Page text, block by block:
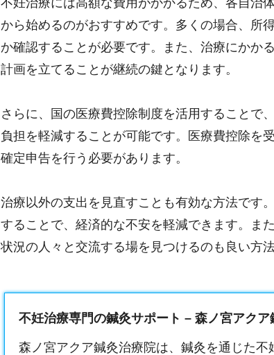
から始めるのがおすすめです。多くの場合、所
か確認することが必要です。また、治療にかか
計画を立てることが継続の鍵となります。
さらに、国の医療費控除制度を活用することで
負担を軽減することが可能です。医療費控除を
確定申告を行う必要があります。
治療以外の支出を見直すことも有効な方法です
することで、経済的な不安を軽減できます。ま
状況の人々と交流する場を見つけるのも良い方法
不妊治療専門の鍼灸サポート – 森ノ宮アクア
森ノ宮アクア鍼灸治療院は、鍼灸を通じた